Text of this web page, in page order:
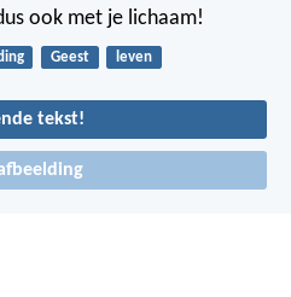
ook met je lichaam!
Geest leven
tekst!